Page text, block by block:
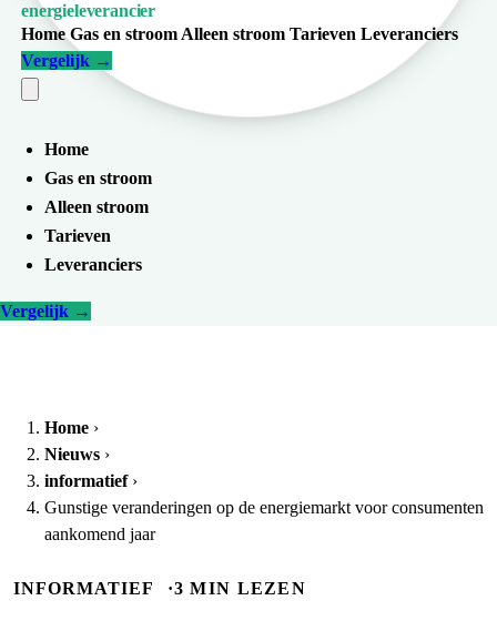
energieleverancier
HomeGas en stroom Alleen stroom Tarieven Leveranciers
Vergelijk →
Home
Gas en stroom
Alleen stroom
Tarieven
Leveranciers
Vergelijk →
Home ›
Nieuws ›
informatief ›
Gunstige veranderingen op de energiemarkt voor consumenten
aankomend jaar
INFORMATIEF ·3 MIN LEZEN